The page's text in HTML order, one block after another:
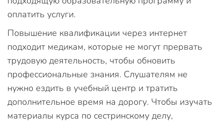
оплатить услуги.
Повышение квалификации через интернет
подходит медикам, которые не могут прервать
трудовую деятельность, чтобы обновить
профессиональные знания. Слушателям не
нужно ездить в учебный центр и тратить
дополнительное время на дорогу. Чтобы изучать
материалы курса по сестринскому делу,